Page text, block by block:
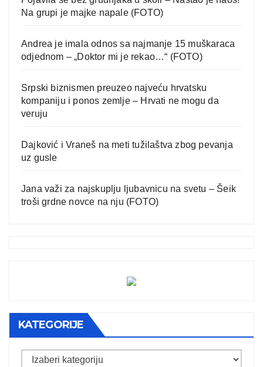
Na grupi je majke napale (FOTO)
Andrea je imala odnos sa najmanje 15 muškaraca
odjednom – „Doktor mi je rekao…“ (FOTO)
Srpski biznismen preuzeo najveću hrvatsku
kompaniju i ponos zemlje – Hrvati ne mogu da
veruju
Dajković i Vraneš na meti tužilaštva zbog pevanja
uz gusle
Jana važi za najskuplju ljubavnicu na svetu – Šeik
troši grdne novce na nju (FOTO)
KATEGORIJE
Kategorije